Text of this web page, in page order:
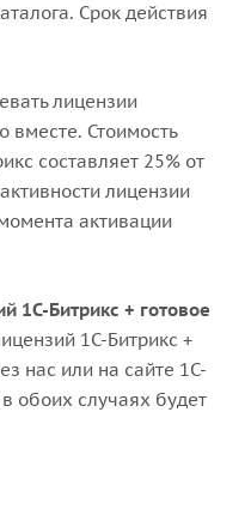
Срок действия
лицензии
Стоимость
составляет 25% от
лицензии
активации
1С-Битрикс + готовое
1С-Битрикс +
нас или на сайте 1С-
обоих случаях будет